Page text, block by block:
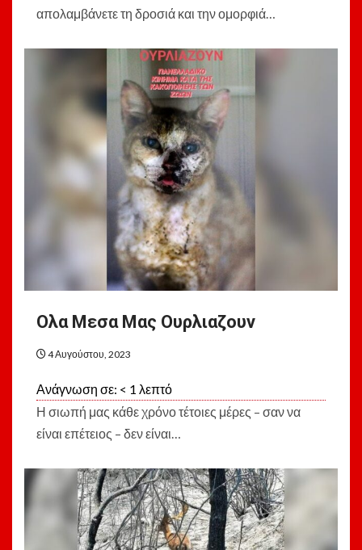
απολαμβάνετε τη δροσιά και την ομορφιά…
Ολα Μεσα Μας Ουρλιαζουν
4 Αυγούστου, 2023
Ανάγνωση σε: < 1 λεπτό
Η σιωπή μας κάθε χρόνο τέτοιες μέρες – σαν να
είναι επέτειος – δεν είναι…